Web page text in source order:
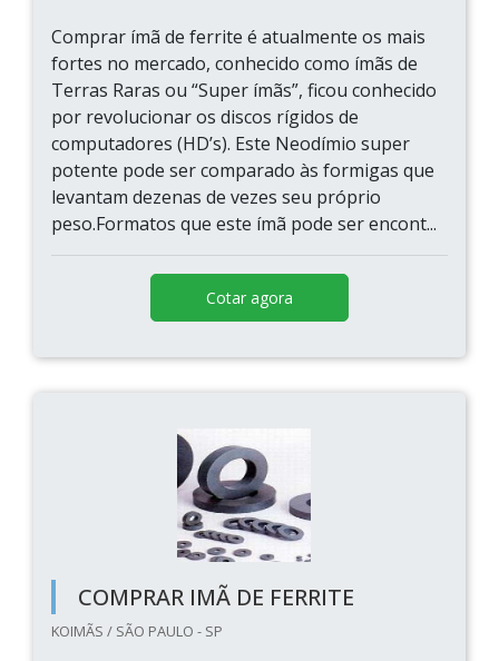
Comprar ímã de ferrite é atualmente os mais
fortes no mercado, conhecido como ímãs de
Terras Raras ou “Super ímãs”, ficou conhecido
por revolucionar os discos rígidos de
computadores (HD’s). Este Neodímio super
potente pode ser comparado às formigas que
levantam dezenas de vezes seu próprio
peso.Formatos que este ímã pode ser encont...
Cotar agora
COMPRAR IMÃ DE FERRITE
KOIMÃS / SÃO PAULO - SP